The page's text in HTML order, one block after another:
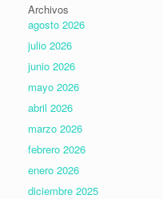
Archivos
agosto 2026
julio 2026
junio 2026
mayo 2026
abril 2026
marzo 2026
febrero 2026
enero 2026
diciembre 2025